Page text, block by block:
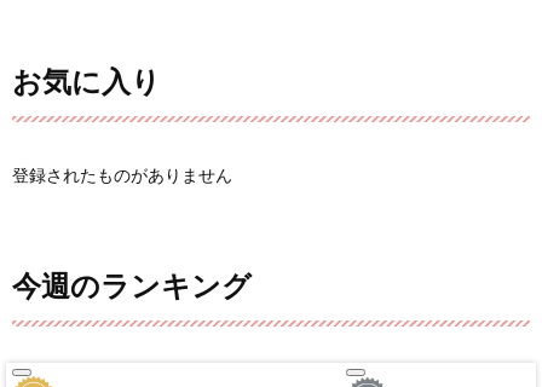
お気に入り
登録されたものがありません
今週のランキング